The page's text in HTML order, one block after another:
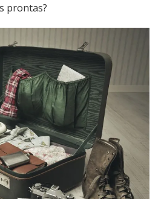
prontas?